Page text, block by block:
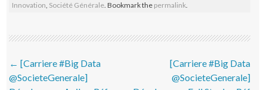
Innovation, Société Générale. Bookmark the permalink.
Post navigation
← [Carriere #Big Data
@SocieteGenerale]
[Carriere #Big Data
@SocieteGenerale]